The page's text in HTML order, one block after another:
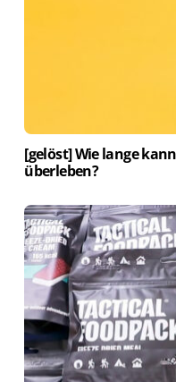
[gelöst] Wie lange
überleben?